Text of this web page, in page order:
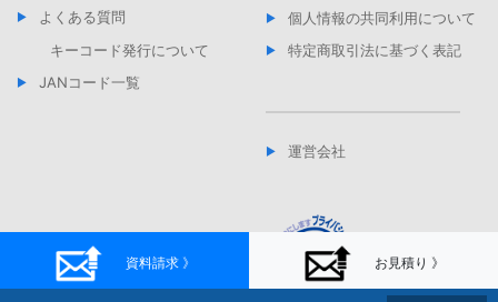
よくある質問
キーコード発行について
JANコード一覧
個人情報の共同利用について
特定商取引法に基づく表記
運営会社
資料請求 》 お見積り 》